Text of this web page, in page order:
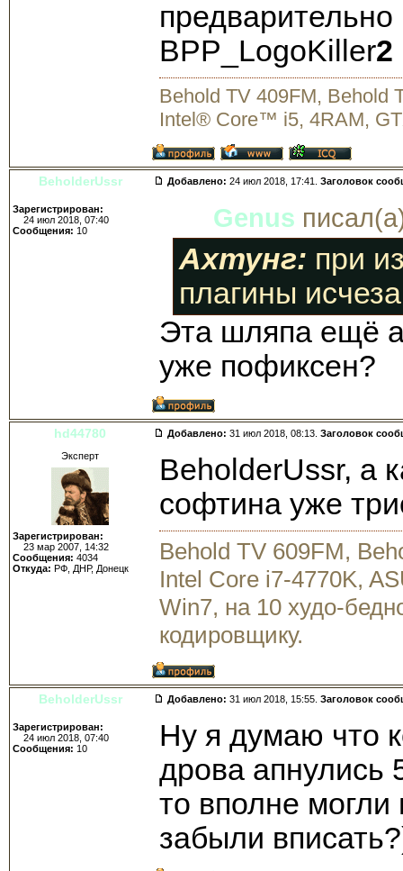
BPP_LogoKiller2
Behold TV 409FM, Behold
Intel® Core™ i5, 4RAM,
BeholderUssr Добавлено: 24 июл 2018, 17:41. Заголовок
Зарегистрирован:
24 июл 2018, 07:40
Сообщения: 10 Genus
Ахтунг: при
плагины
Эта шляпа ещё
уже пофиксен?
hd44780 Добавлено: 31 июл 2018, 08:13. Заголовок
Эксперт
Зарегистрирован:
23 мар 2007, 14:32
Сообщения: 4034
Откуда: РФ, ДНР, Донецк
BeholderUssr, а
софтина уже
Behold TV 609FM,
Intel Core i7-4770K,
Win7, на 10 худо-
кодировщику.
BeholderUssr Добавлено: 31 июл 2018, 15:55. Заголовок
Зарегистрирован:
24 июл 2018, 07:40
Сообщения: 10
Ну я думаю что
дрова апнулись
то вполне могли
забыли